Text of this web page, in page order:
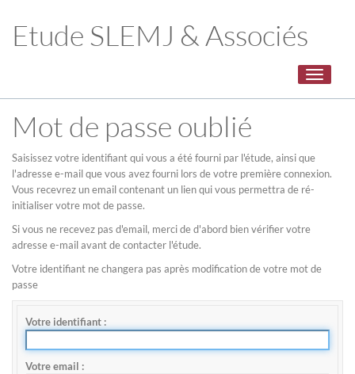
Etude SLEMJ & Associés
Toggle
Mot de passe oublié
Saisissez votre identifiant qui vous a été fourni par l'étude, ainsi que
l'adresse e-mail que vous avez fourni lors de votre première connexion.
Vous recevrez un email contenant un lien qui vous permettra de ré-
initialiser votre mot de passe.
Si vous ne recevez pas d'email, merci de d'abord bien vérifier votre
adresse e-mail avant de contacter l'étude.
Votre identifiant ne changera pas après modification de votre mot de
passe
Votre identifiant
Votre email